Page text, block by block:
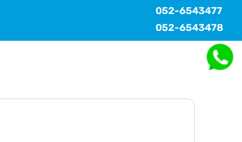
052-6543477
052-6543478